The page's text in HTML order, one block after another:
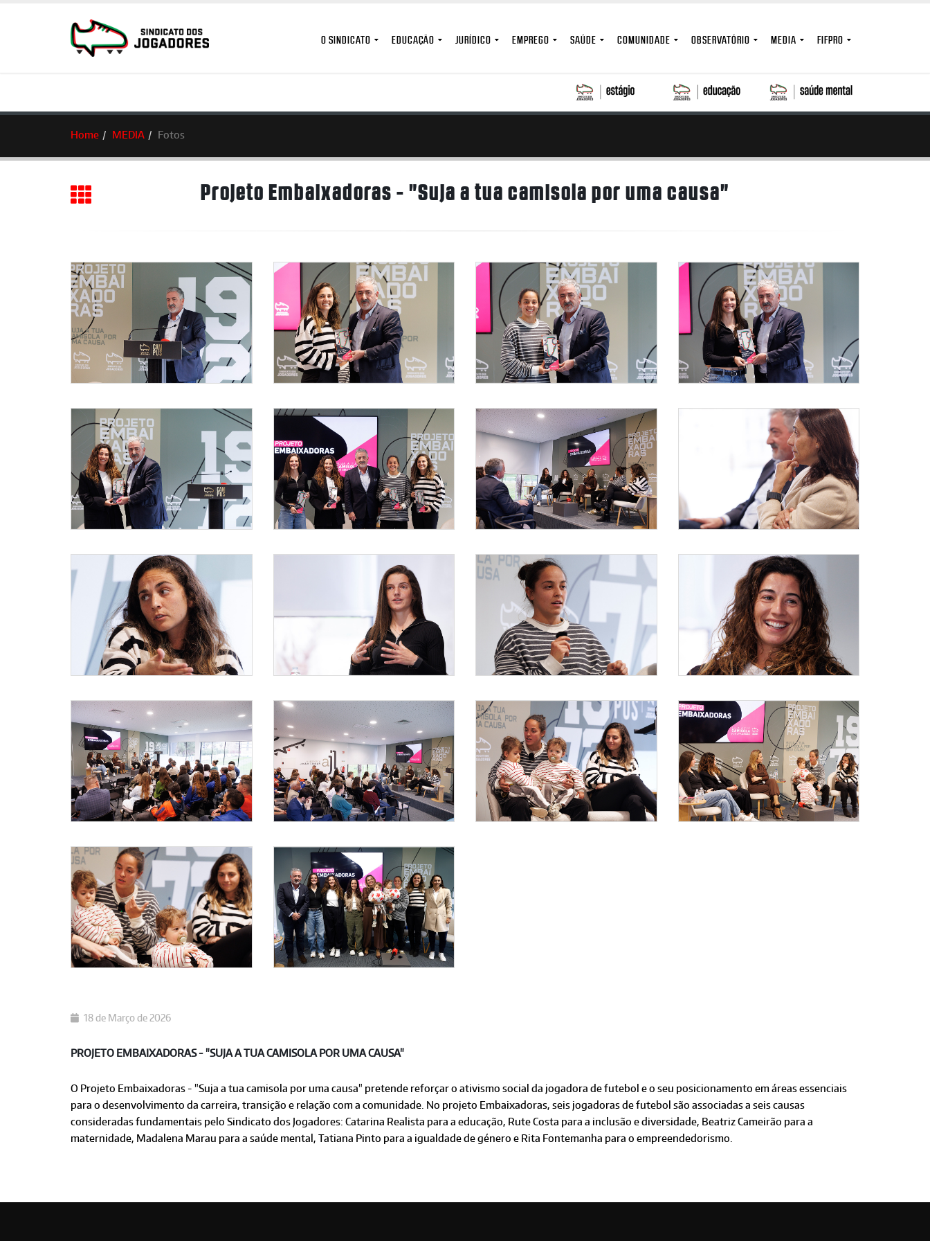
O SINDICATO EDUCAÇÃO JURÍDICO EMPREGO SAÚDE COMUNIDADE OBSERVATÓRIO MEDIA FIFPRO
Home MEDIA Fotos
Projeto Embaixadoras - "Suja a tua camisola por uma causa"
18 de Março de 2026
PROJETO EMBAIXADORAS - "SUJA A TUA CAMISOLA POR UMA CAUSA"
O Projeto Embaixadoras - "Suja a tua camisola por uma causa" pretende reforçar o ativismo social da jogadora de futebol e o seu posicionamento em áreas essenciais
para o desenvolvimento da carreira, transição e relação com a comunidade. No projeto Embaixadoras, seis jogadoras de futebol são associadas a seis causas
consideradas fundamentais pelo Sindicato dos Jogadores: Catarina Realista para a educação, Rute Costa para a inclusão e diversidade, Beatriz Cameirão para a
maternidade, Madalena Marau para a saúde mental, Tatiana Pinto para a igualdade de género e Rita Fontemanha para o empreendedorismo.